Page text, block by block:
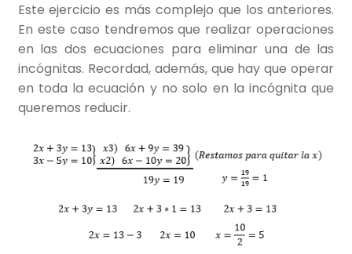
Este ejercicio es más complejo que los anteriores.
En este caso tendremos que realizar operaciones
en las dos ecuaciones para eliminar una de las
incógnitas. Recordad, además, que hay que operar
en toda la ecuación y no solo en la incógnita que
queremos reducir.